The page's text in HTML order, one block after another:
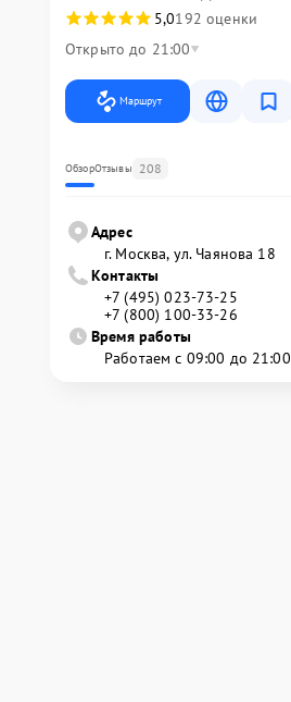
5,0192 оценки
Открыто до 21:00
Маршрут
ОбзорОтзывы 208
Адрес
г. Москва, ул. Чаянова 18
Контакты
+7 (495) 023-73-25
+7 (800) 100-33-26
Время работы
Работаем с 09:00 до 21:00